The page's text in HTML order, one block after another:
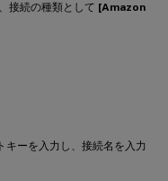
接続の種類として [Amazon
キーを入力し、接続名を入力